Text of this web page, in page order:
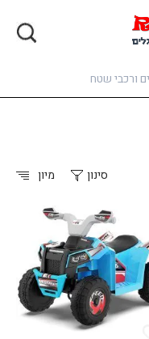
ורכבי שטח
מיון סינון